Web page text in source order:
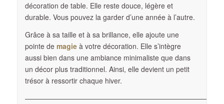
décoration de table. Elle reste douce, légère et
durable. Vous pouvez la garder d’une année à l’autre.
Grâce à sa taille et à sa brillance, elle ajoute une
pointe de magieà votre décoration. Elle s’intègre
aussi bien dans une ambiance minimaliste que dans
un décor plus traditionnel. Ainsi, elle devient un petit
trésor à ressortir chaque hiver.